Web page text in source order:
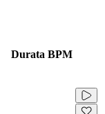
Durata BPM